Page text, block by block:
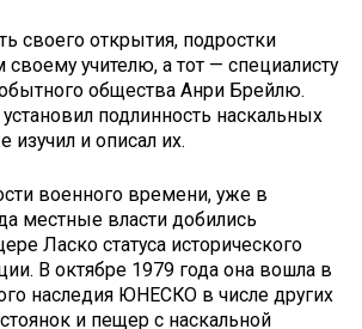
своего открытия, подростки
своему учителю, а тот — специалисту
общества Анри Брейлю.
подлинность наскальных
изучил и описал их.
военного времени, уже в
местные власти добились
Ласко статуса исторического
В октябре 1979 года она вошла в
наследия ЮНЕСКО в числе других
и пещер с наскальной